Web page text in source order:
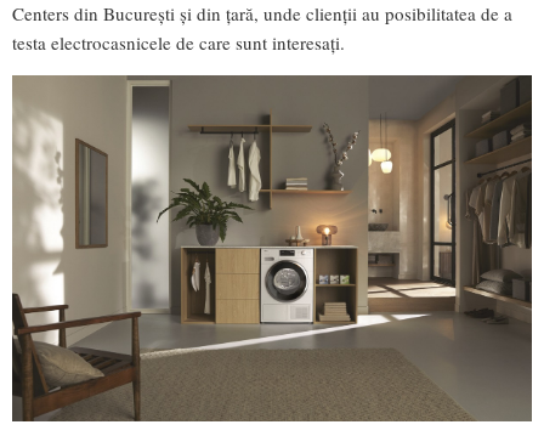
Centers din Bucureşti şi din ţară, unde clienții au posibilitatea de a
testa electrocasnicele de care sunt interesați.